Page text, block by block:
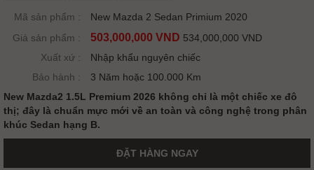
Mã sản phẩm :
New Mazda 2 Sedan Primium 2020
Giá sản phẩm :
503,000,000 VND 534,000,000 VND
Xuất xứ :
Nhập khẩu nguyên chiếc
Bảo hành :
3 Năm hoặc 100.000 Km
New Mazda2 1.5L Premium 2026 không chỉ là một chiếc xe đô
thị; đây là chuẩn mực mới về an toàn và công nghệ trong phân
khúc Sedan hạng B.
ĐẶT HÀNG NGAY